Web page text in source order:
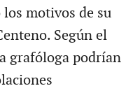
motivos de su
Según el
grafóloga podrían